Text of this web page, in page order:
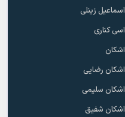
اسماعیل زینلی
اسی کناری
اشکان
اشکان رضایی
اشکان سلیمی
اشکان شفیق